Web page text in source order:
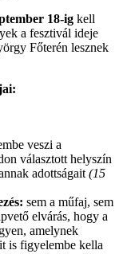
18-ig kell
a fesztivál ideje
Főterén lesznek
veszi a
választott helyszín
adottságait(15
sem a műfaj, sem
elvárás, hogy a
amelynek
is figyelembe kella